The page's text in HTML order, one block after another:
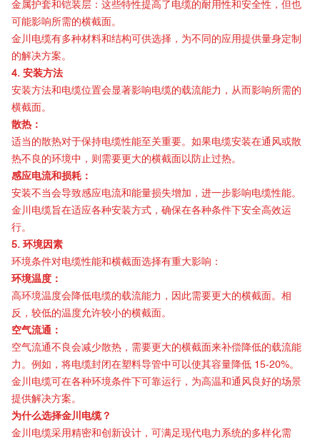
金属护套和铠装层：这些特性提高了电缆的耐用性和安全性，但也
可能影响所需的横截面。
金川电缆有多种材料和结构可供选择，为不同的应用提供量身定制
的解决方案。
4. 安装方法
安装方法和电缆位置会显著影响电缆的载流能力，从而影响所需的
横截面。
散热：
适当的散热对于保持电缆性能至关重要。如果电缆安装在通风或散
热不良的环境中，则需要更大的横截面以防止过热。
感应电流和损耗：
安装不当会导致感应电流和能量损失增加，进一步影响电缆性能。
金川电缆旨在适应各种安装方式，确保在各种条件下安全高效运
行。
5. 环境因素
环境条件对电缆性能和横截面选择有重大影响：
环境温度：
高环境温度会降低电缆的载流能力，因此需要更大的横截面。相
反，较低的温度允许较小的横截面。
空气流通：
空气流通不良会减少散热，需要更大的横截面来补偿降低的载流能
力。例如，将电缆封闭在塑料导管中可以使其容量降低 15-20%。
金川电缆可在各种环境条件下可靠运行，为高温和通风良好的场景
提供解决方案。
为什么选择金川电缆？
金川电缆采用精密和创新设计，可满足现代电力系统的多样化需